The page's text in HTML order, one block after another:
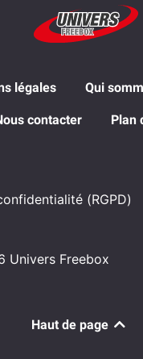
légales Qui
contacter Plan
(RGPD)
Freebox
Haut de page